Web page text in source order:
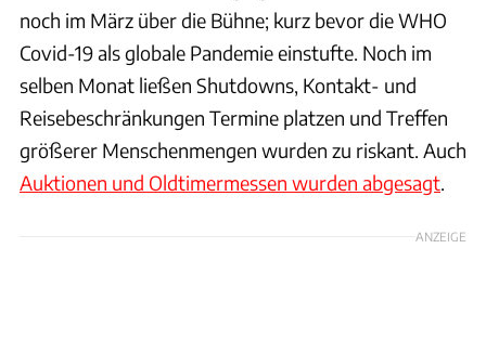
noch im März über die Bühne; kurz bevor die WHO
Covid-19 als globale Pandemie einstufte. Noch im
selben Monat ließen Shutdowns, Kontakt- und
Reisebeschränkungen Termine platzen und Treffen
größerer Menschenmengen wurden zu riskant. Auch
Auktionen und Oldtimermessen wurden abgesagt.
ANZEIGE